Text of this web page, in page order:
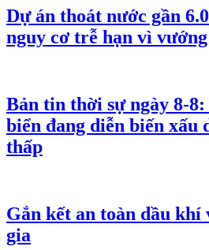
Dự án thoát nước gần
nguy cơ trễ hạn vì
Bản tin thời sự ngày 8-
biển đang diễn biến xấu
thấp
Gắn kết an toàn dầu khí
gia